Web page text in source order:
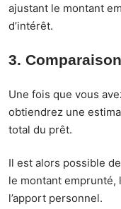
ajustant le montant
d’intérêt.
3.
Une fois que vous
obtiendrez une
total du prêt.
Il est alors possible
le montant emprunté,
l’apport personnel.